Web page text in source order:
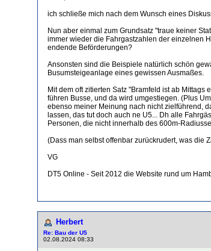
ich schließe mich nach dem Wunsch eines
Nun aber einmal zum Grundsatz "traue keiner
immer wieder die Fahrgastzahlen der einzelnen
endende Beförderungen?
Ansonsten sind die Beispiele natürlich schön
Busumsteigeanlage eines gewissen Ausmaßes.
Mit dem oft zitierten Satz "Bramfeld ist ab
führen Busse, und da wird umgestiegen. (Plus
ebenso meiner Meinung nach nicht zielführend,
lassen, das tut doch auch ne U5... Dh alle
Personen, die nicht innerhalb des 600m-
(Dass man selbst offenbar zurückrudert, was die
VG
DT5 Online - Seit 2012 die Website rund um
Herbert
Re: Bau der U5
02.08.2024 08:33